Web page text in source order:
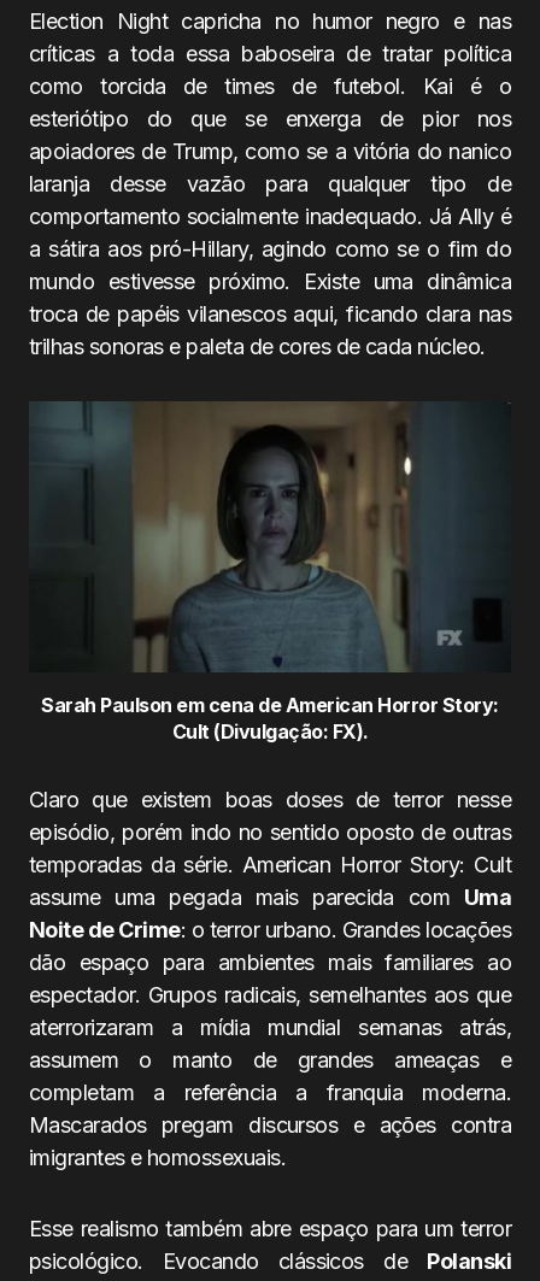
Election Night capricha no humor negro e nas
críticas a toda essa baboseira de tratar política
como torcida de times de futebol. Kai é o
esteriótipo do que se enxerga de pior nos
apoiadores de Trump, como se a vitória do nanico
laranja desse vazão para qualquer tipo de
comportamento socialmente inadequado. Já Ally é
a sátira aos pró-Hillary, agindo como se o fim do
mundo estivesse próximo. Existe uma dinâmica
troca de papéis vilanescos aqui, ficando clara nas
trilhas sonoras e paleta de cores de cada núcleo.
Sarah Paulson em cena de American Horror Story:
Cult (Divulgação: FX).
Claro que existem boas doses de terror nesse
episódio, porém indo no sentido oposto de outras
temporadas da série. American Horror Story: Cult
assume uma pegada mais parecida com Uma
Noite de Crime: o terror urbano. Grandes locações
dão espaço para ambientes mais familiares ao
espectador. Grupos radicais, semelhantes aos que
aterrorizaram a mídia mundial semanas atrás,
assumem o manto de grandes ameaças e
completam a referência a franquia moderna.
Mascarados pregam discursos e ações contra
imigrantes e homossexuais.
Esse realismo também abre espaço para um terror
psicológico. Evocando clássicos de Polanski